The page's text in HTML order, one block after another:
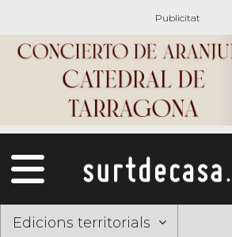
Edicions territorials